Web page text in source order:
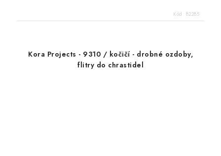
Kód: 82285
Kora Projects - 9310 / kočičí - drobné ozdoby,
flitry do chrastidel